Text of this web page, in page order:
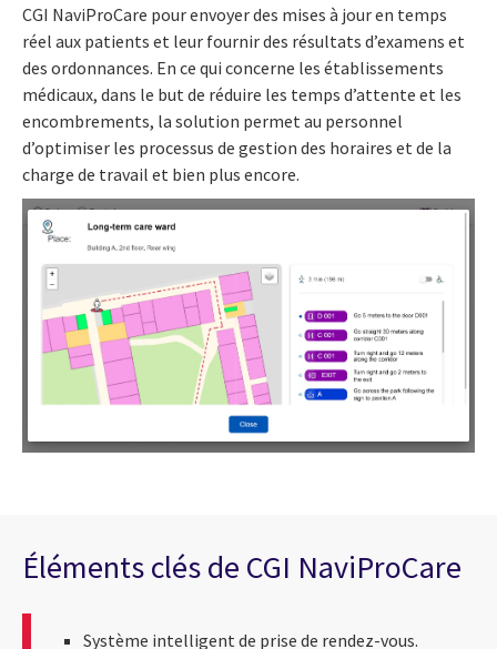
CGI NaviProCare pour envoyer des mises à jour en temps
réel aux patients et leur fournir des résultats d’examens et
des ordonnances. En ce qui concerne les établissements
médicaux, dans le but de réduire les temps d’attente et les
encombrements, la solution permet au personnel
d’optimiser les processus de gestion des horaires et de la
charge de travail et bien plus encore.
Éléments clés de CGI NaviProCare
Système intelligent de prise de rendez-vous.